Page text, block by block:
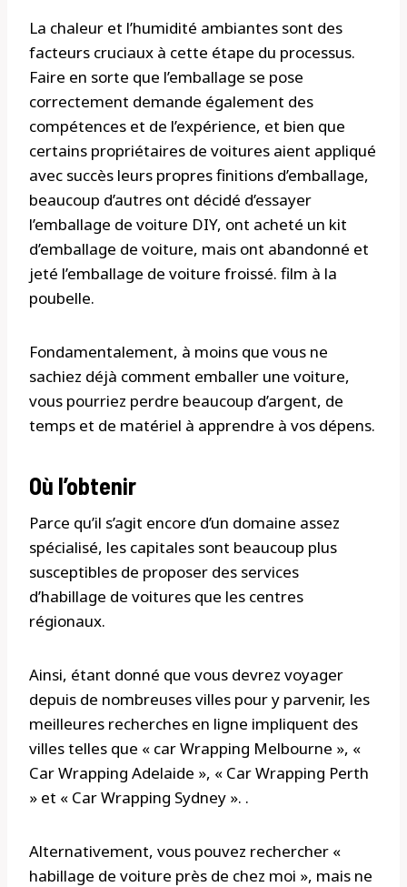
La chaleur et l’humidité ambiantes sont des
facteurs cruciaux à cette étape du processus.
Faire en sorte que l’emballage se pose
correctement demande également des
compétences et de l’expérience, et bien que
certains propriétaires de voitures aient appliqué
avec succès leurs propres finitions d’emballage,
beaucoup d’autres ont décidé d’essayer
l’emballage de voiture DIY, ont acheté un kit
d’emballage de voiture, mais ont abandonné et
jeté l’emballage de voiture froissé. film à la
poubelle.
Fondamentalement, à moins que vous ne
sachiez déjà comment emballer une voiture,
vous pourriez perdre beaucoup d’argent, de
temps et de matériel à apprendre à vos dépens.
Où l’obtenir
Parce qu’il s’agit encore d’un domaine assez
spécialisé, les capitales sont beaucoup plus
susceptibles de proposer des services
d’habillage de voitures que les centres
régionaux.
Ainsi, étant donné que vous devrez voyager
depuis de nombreuses villes pour y parvenir, les
meilleures recherches en ligne impliquent des
villes telles que « car Wrapping Melbourne », «
Car Wrapping Adelaide », « Car Wrapping Perth
» et « Car Wrapping Sydney ». .
Alternativement, vous pouvez rechercher «
habillage de voiture près de chez moi », mais ne